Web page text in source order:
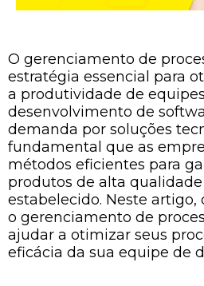
O gerenciamento de
estratégia essencial para
a produtividade de
desenvolvimento de
demanda por soluções
fundamental que as
métodos eficientes para
produtos de alta
estabelecido. Neste
o gerenciamento de
ajudar a otimizar seus
eficácia da sua equipe de